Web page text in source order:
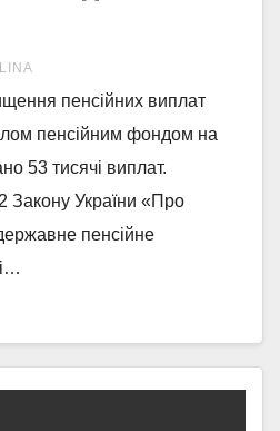
пенсійних виплат
пенсійним фондом на
53 тисячі виплат.
Закону України «Про
пенсійне